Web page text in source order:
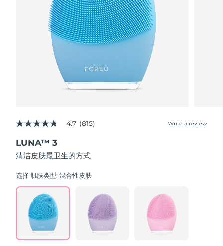
4.7
of
5
stars,
rating
Read
Reviews.
Same
page
link.
4.7 (815) Write a review
LUNA™ 3
清洁皮肤最卫生的方式
选择 肌肤类型:混合性皮肤